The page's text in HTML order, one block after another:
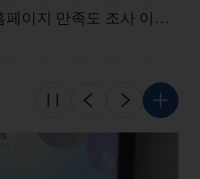
부산기술창업투자원 대표홈페이지 만족도 조사 이벤트 당첨자 발표
슬라이드 멈춤
이전 다음 더 보